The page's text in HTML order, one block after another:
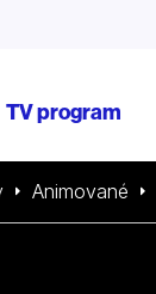
TV program
Animované